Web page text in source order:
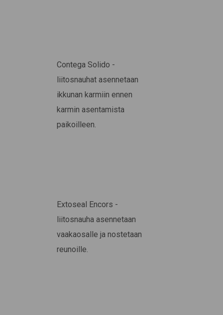
Contega Solido -
liitosnauhat asennetaan
ikkunan karmiin ennen
karmin asentamista
paikoilleen.
Extoseal Encors -
liitosnauha asennetaan
vaakaosalle ja nostetaan
reunoille.